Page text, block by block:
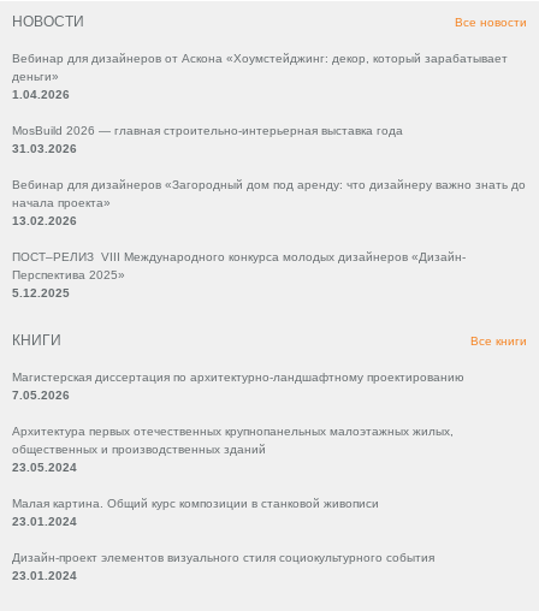
НОВОСТИ Все новости
Вебинар для дизайнеров от Аскона «Хоумстейджинг: декор, который зарабатывает
деньги»
1.04.2026
MosBuild 2026 — главная строительно-интерьерная выставка года
31.03.2026
Вебинар для дизайнеров «Загородный дом под аренду: что дизайнеру важно знать до
начала проекта»
13.02.2026
ПОСТ–РЕЛИЗ VIII Международного конкурса молодых дизайнеров «Дизайн-
Перспектива 2025»
5.12.2025
КНИГИ Все книги
Магистерская диссертация по архитектурно-ландшафтному проектированию
7.05.2026
Архитектура первых отечественных крупнопанельных малоэтажных жилых,
общественных и производственных зданий
23.05.2024
Малая картина. Общий курс композиции в станковой живописи
23.01.2024
Дизайн-проект элементов визуального стиля социокультурного события
23.01.2024